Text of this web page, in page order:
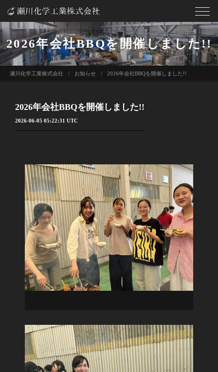
2026年会社BBQを開催しました!!
瀬川化学工業株式会社 お知らせ 2026年会社BBQを開催しました!!
2026年会社BBQを開催しました!!
2026-06-05 05:22:31 UTC